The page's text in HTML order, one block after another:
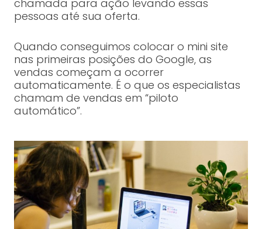
chamada para ação levando essas
pessoas até sua oferta.
Quando conseguimos colocar o mini site
nas primeiras posições do Google, as
vendas começam a ocorrer
automaticamente. É o que os especialistas
chamam de vendas em “piloto
automático”.